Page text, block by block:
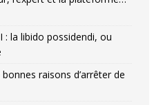
: la libido possidendi, ou
raisons d’arrêter de